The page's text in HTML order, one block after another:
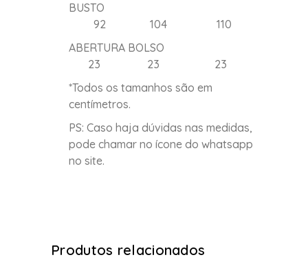
BUSTO
92 104 110
ABERTURA BOLSO
23 23 23
*Todos os tamanhos são em
centímetros.
PS: Caso haja dúvidas nas medidas,
pode chamar no ícone do whatsapp
no site.
Produtos relacionados